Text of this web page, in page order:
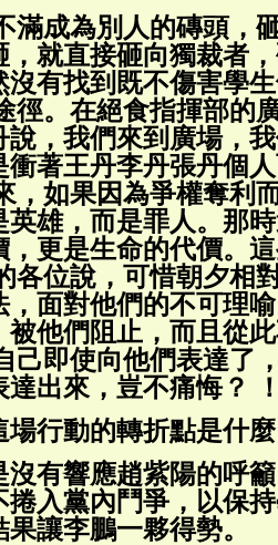
滿成為別人的磚頭，
，就直接砸向獨裁者
沒有找到既不傷害學
徑。在絕食指揮部的
說，我們來到廣場，
衝著王丹李丹張丹個
，如果因為爭權奪利
英雄，而是罪人。那
，更是生命的代價。
各位說，可惜朝夕相
，面對他們的不可理
被他們阻止，而且從
己即使向他們表達了
達出來，豈不痛悔？
場行動的轉折點是什
沒有響應趙紫陽的呼
捲入黨內鬥爭，以保
讓李鵬一夥得勢。